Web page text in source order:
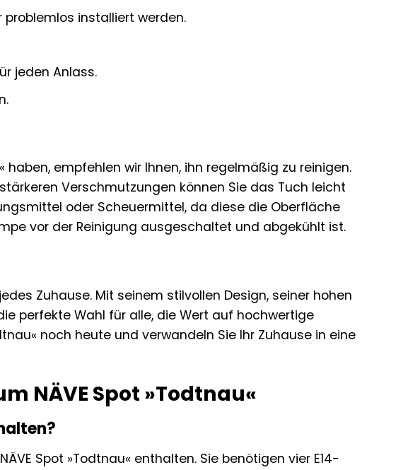
problemlos installiert werden.
jeden Anlass.
haben, empfehlen wir Ihnen, ihn regelmäßig zu reinigen.
Verschmutzungen können Sie das Tuch leicht
oder Scheuermittel, da diese die Oberfläche
vor der Reinigung ausgeschaltet und abgekühlt ist.
Zuhause. Mit seinem stilvollen Design, seiner hohen
perfekte Wahl für alle, die Wert auf hochwertige
noch heute und verwandeln Sie Ihr Zuhause in eine
NÄVE Spot »Todtnau«
Spot »Todtnau« enthalten. Sie benötigen vier E14-